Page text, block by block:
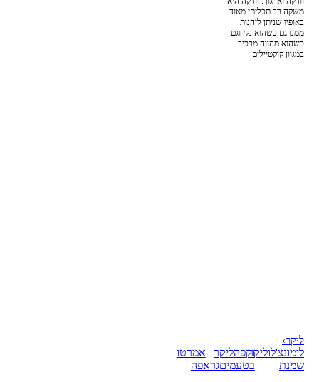
משקה רב תכליתי מאוד
באופיו שניתן ליהנות
ממנו גם כשהוא נקי וגם
כשהוא מהווה מרכיב
במגוון קוקטיילים.
ליקר›
לימונצ'לוליקר
שמנת
וקפהליקר
בטעמיםגראפה
אמרטו